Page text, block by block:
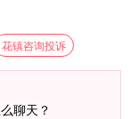
花镇咨询投诉
聊天？